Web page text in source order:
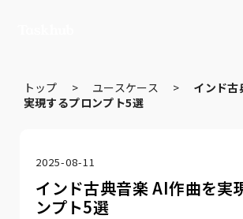
トップ > ユースケース > インド古
実現するプロンプト5選
2025-08-11
インド古典音楽 AI作曲を実
ンプト5選